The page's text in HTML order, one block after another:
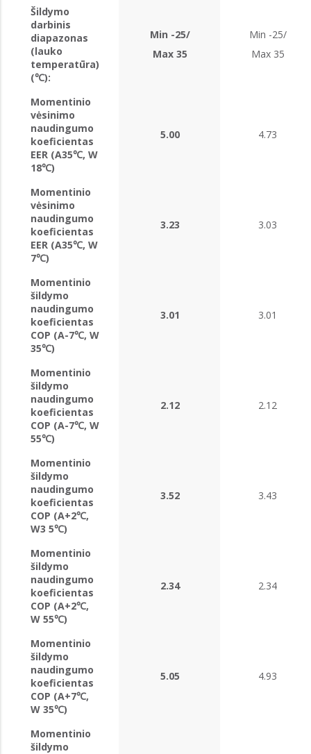
Šildymo
darbinis
diapazonas
(lauko
temperatūra)
(℃):
Min -25/
Max 35
Min -25/
Max 35
Momentinio
vėsinimo
naudingumo
koeficientas
EER (A35℃, W
18℃)
5.00 4.73
Momentinio
vėsinimo
naudingumo
koeficientas
EER (A35℃, W
7℃)
3.23 3.03
Momentinio
šildymo
naudingumo
koeficientas
COP (A-7℃, W
35℃)
3.01 3.01
Momentinio
šildymo
naudingumo
koeficientas
COP (A-7℃, W
55℃)
2.12 2.12
Momentinio
šildymo
naudingumo
koeficientas
COP (A+2℃,
W3 5℃)
3.52 3.43
Momentinio
šildymo
naudingumo
koeficientas
COP (A+2℃,
W 55℃)
2.34 2.34
Momentinio
šildymo
naudingumo
koeficientas
COP (A+7℃,
W 35℃)
5.05 4.93
Momentinio
šildymo